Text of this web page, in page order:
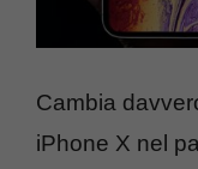
Cambia
iPhone X nel